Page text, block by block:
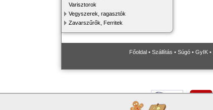
Varisztorok
Vegyszerek, ragasztók
Zavarszűrők, Ferritek
Főoldal • Szállítás • Súgó • GyIK •